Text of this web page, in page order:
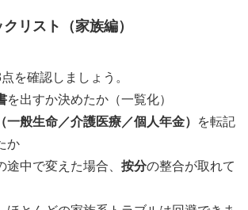
リスト（家族編）
を確認しましょう。
を出すか決めたか（一覧化）
一般生命／介護医療／個人年金）
を転記
か
途中で変えた場合、 按分の整合が取れて